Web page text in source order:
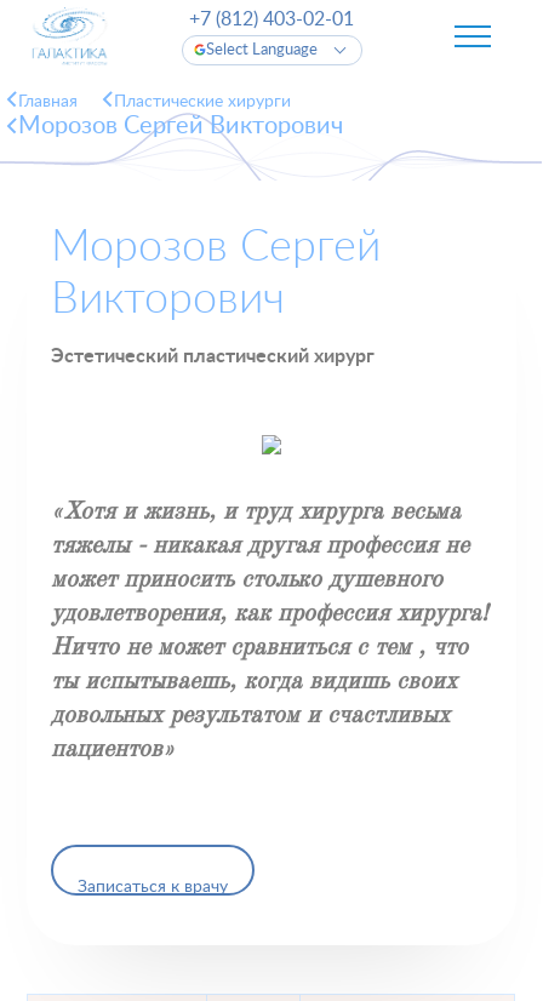
Select Language
+7 (812) 403-02-01
Главная Пластические хирурги
Морозов Сергей Викторович
Морозов Сергей
Викторович
Эстетический пластический хирург
«Хотя и жизнь, и труд хирурга весьма
тяжелы - никакая другая профессия не
может приносить столько душевного
удовлетворения, как профессия хирурга!
Ничто не может сравниться с тем , что
ты испытываешь, когда видишь своих
довольных результатом и счастливых
пациентов»
Записаться к врачу